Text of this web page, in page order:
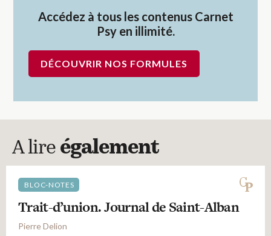
Accédez à tous les contenus Carnet
Psy en illimité.
DÉCOUVRIR NOS FORMULES
A lire également
BLOC-NOTES
Trait-d’union. Journal de Saint-Alban
Pierre Delion